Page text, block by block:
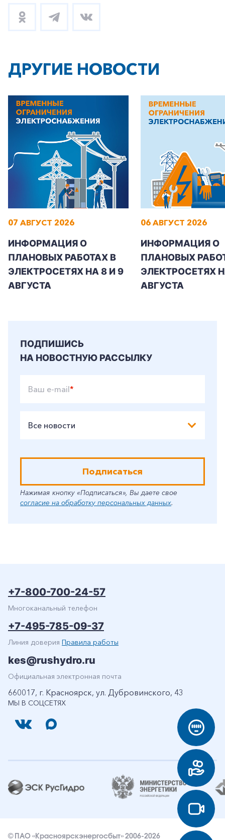
Заказать обратный звонок
ДРУГИЕ НОВОСТИ
07 АВГУСТ 2026
ИНФОРМАЦИЯ О
ПЛАНОВЫХ РАБОТАХ В
ЭЛЕКТРОСЕТЯХ НА 8 И 9
АВГУСТА
06 АВГУСТ 2026
ИНФОРМАЦИЯ О
ПЛАНОВЫХ
ЭЛЕКТРОСЕТЯХ
АВГУСТА
ПОДПИШИСЬ
НА НОВОСТНУЮ РАССЫЛКУ
Ваш e-mail*
Все новости
Подписаться
Нажимая кнопку «Подписаться», Вы даете свое
согласие на обработку персональных данных.
МЫ В СОЦСЕТЯХ
+7-800-700-24-57
Многоканальный телефон
+7-495-785-09-37
Линия доверия Правила работы
kes@rushydro.ru
Официальная электронная почта
660017, г. Красноярск, ул. Дубровинского, 43
© ПАО «Красноярскэнергосбыт» 2006-2026